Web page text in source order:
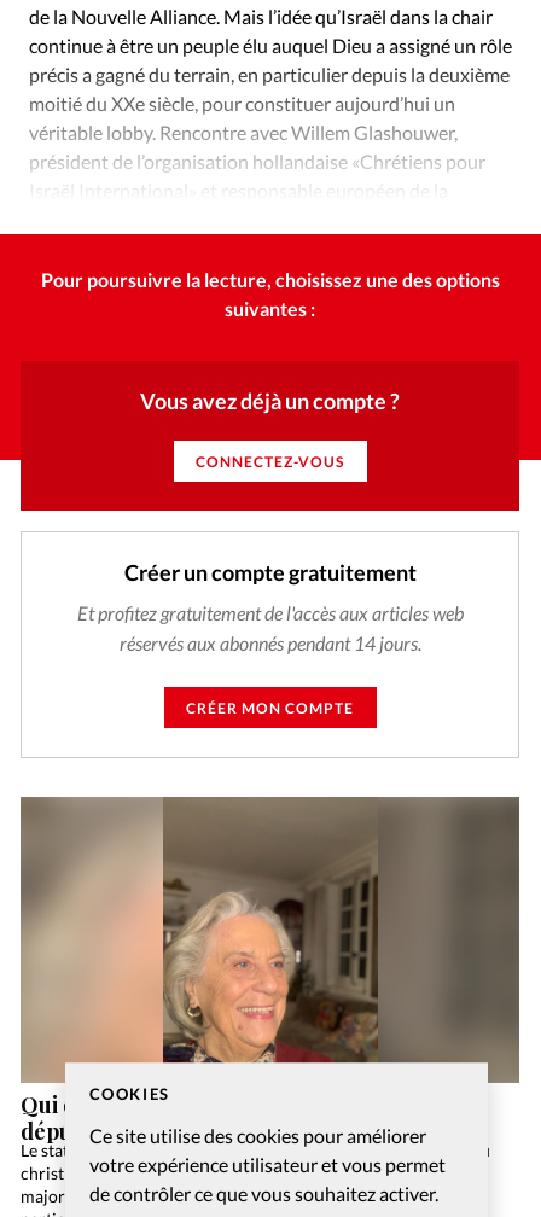
COOKIES
Ce site utilise des cookies pour améliorer
votre expérience utilisateur et vous permet
de contrôler ce que vous souhaitez activer.
de la Nouvelle Alliance. Mais l’idée qu’Israël dans la chair
continue à être un peuple élu auquel Dieu a assigné un rôle
précis a gagné du terrain, en particulier depuis la deuxième
moitié du XXe siècle, pour constituer aujourd’hui un
véritable lobby. Rencontre avec Willem Glashouwer,
président de l’organisation hollandaise «Chrétiens pour
Israël International» et responsable européen de la
Pour poursuivre la lecture, choisissez une des options
suivantes :
Vous avez déjà un compte ?
CONNECTEZ-VOUS
Créer un compte gratuitement
Et profitez gratuitement de l'accès aux articles web
réservés aux abonnés pendant 14 jours.
CRÉER MON COMPTE
Qui dites-vous que je suis? Avec l’ancienne
députée Georgina Dufoix
Le statut d’Israël fait l’objet d’un débat nourri et suivi au sein du
christianisme. La position évangélique traditionnellement
majoritaire tendait à ne plus reconnaître aux Juifs de statut